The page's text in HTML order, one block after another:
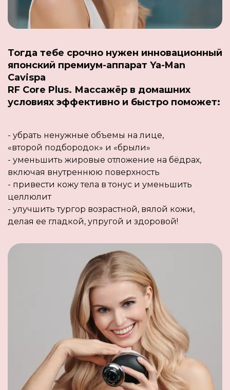
Тогда тебе срочно нужен инновационный
японский премиум-аппарат Ya-Man
Cavispa
RF Core Plus. Массажёр в домашних
условиях эффективно и быстро поможет:
- убрать ненужные объемы на лице,
«второй подбородок» и «брыли»
- уменьшить жировые отложение на бёдрах,
включая внутреннюю поверхность
- привести кожу тела в тонус и уменьшить
целлюлит
- улучшить тургор возрастной, вялой кожи,
делая ее гладкой, упругой и здоровой!